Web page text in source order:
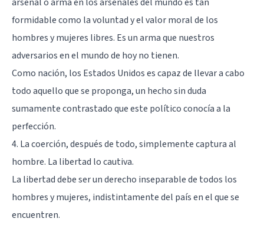
formidable como la voluntad y el valor moral de los
hombres y mujeres libres. Es un arma que nuestros
adversarios en el mundo de hoy no tienen.
Como nación, los Estados Unidos es capaz de llevar a cabo
todo aquello que se proponga, un hecho sin duda
sumamente contrastado que este político conocía a la
perfección.
4. La coerción, después de todo, simplemente captura al
hombre. La libertad lo cautiva.
La libertad debe ser un derecho inseparable de todos los
hombres y mujeres, indistintamente del país en el que se
encuentren.